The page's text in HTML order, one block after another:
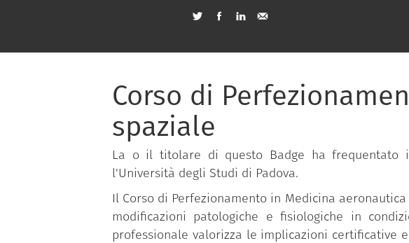
Corso di
spaziale
La o il titolare di questo Badge ha frequentato
l'Università degli Studi di Padova.
Il Corso di Perfezionamento in Medicina
modificazioni patologiche e fisiologiche in
professionale valorizza le implicazioni certificative